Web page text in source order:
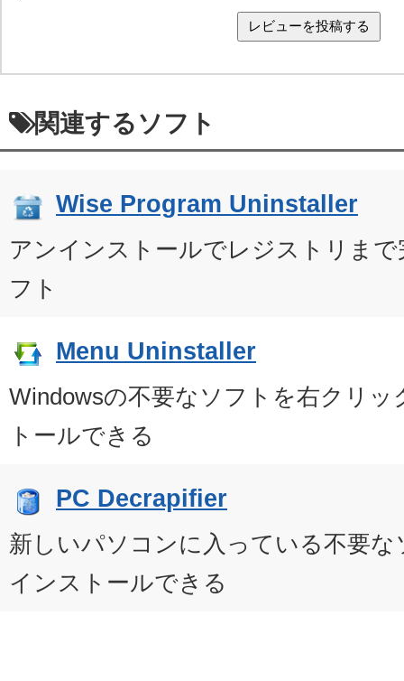
関連するソフト
Wise Program Uninstaller
アンインストールでレジストリま
フト
Menu Uninstaller
Windowsの不要なソフトを右クリ
トールできる
PC Decrapifier
新しいパソコンに入っている不要
インストールできる